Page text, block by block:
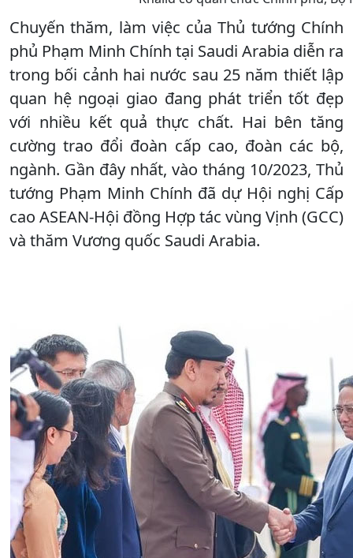
Chuyến thăm, làm việc của Thủ tướng Chính
phủ Phạm Minh Chính tại Saudi Arabia diễn ra
trong bối cảnh hai nước sau 25 năm thiết lập
quan hệ ngoại giao đang phát triển tốt đẹp
với nhiều kết quả thực chất. Hai bên tăng
cường trao đổi đoàn cấp cao, đoàn các bộ,
ngành. Gần đây nhất, vào tháng 10/2023, Thủ
tướng Phạm Minh Chính đã dự Hội nghị Cấp
cao ASEAN-Hội đồng Hợp tác vùng Vịnh (GCC)
và thăm Vương quốc Saudi Arabia.